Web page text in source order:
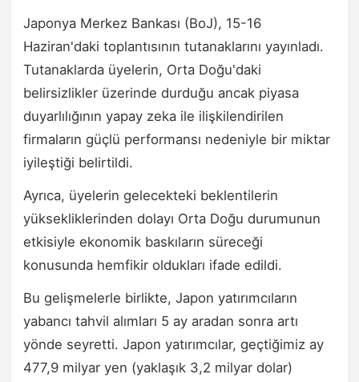
Japonya Merkez Bankası (BoJ), 15-16
Haziran'daki toplantısının tutanaklarını yayınladı.
Tutanaklarda üyelerin, Orta Doğu'daki
belirsizlikler üzerinde durduğu ancak piyasa
duyarlılığının yapay zeka ile ilişkilendirilen
firmaların güçlü performansı nedeniyle bir miktar
iyileştiği belirtildi.
Ayrıca, üyelerin gelecekteki beklentilerin
yüksekliklerinden dolayı Orta Doğu durumunun
etkisiyle ekonomik baskıların süreceği
konusunda hemfikir oldukları ifade edildi.
Bu gelişmelerle birlikte, Japon yatırımcıların
yabancı tahvil alımları 5 ay aradan sonra artı
yönde seyretti. Japon yatırımcılar, geçtiğimiz ay
477,9 milyar yen (yaklaşık 3,2 milyar dolar)